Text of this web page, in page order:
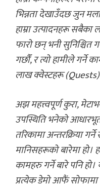
भिन्नता देखाउँदछ जुन
हाम्रा उत्पादनहरू
फारो छन् भनी सुनिश्चित
गर्छौं, र त्यो हामीले गर्ने
लाख क्वेस्टहरू
अझ महत्त्वपूर्ण कुरा,
उपस्थिति भनेको
तरिकामा अन्तरक्रिया
मानिसहरूको बारेमा हो।
कामहरु गर्ने बारे पनि
प्रत्येक डेमो आफैं सोफामा